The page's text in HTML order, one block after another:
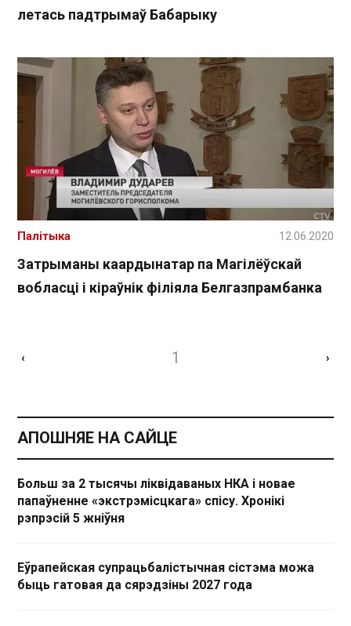
летась падтрымаў Бабарыку
Затрыманы каардынатар па Магілёўскай
вобласці і кіраўнік філіяла Белгазпрамбанка
Палітыка 12.06.2020
‹ 1 ›
АПОШНЯЕ НА САЙЦЕ
Больш за 2 тысячы ліквідаваных НКА і новае
папаўненне «экстрэмісцкага» спісу. Хронікі
рэпрэсій 5 жніўня
Еўрапейская супрацьбалістычная сістэма можа
быць гатовая да сярэдзіны 2027 года